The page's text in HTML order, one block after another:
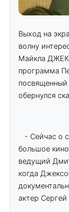
Выход на
волну
Майкла
программа
обернулся
- Сейчас о
большое
ведущий
когда
актер